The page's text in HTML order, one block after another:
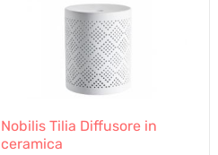
Nobilis Tilia Diffusore in
ceramica